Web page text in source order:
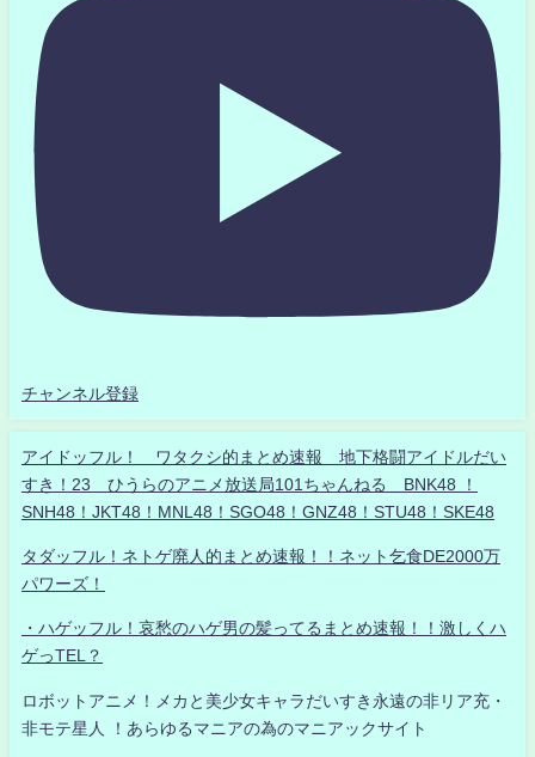
チャンネル登録
アイドッフル！ ワタクシ的まとめ速報 地下格闘アイドルだい
すき！23 ひうらのアニメ放送局101ちゃんねる BNK48 ！
SNH48！JKT48！MNL48！SGO48！GNZ48！STU48！SKE48
タダッフル！ネトゲ廃人的まとめ速報！！ネット乞食DE2000万
パワーズ！
・ハゲッフル！哀愁のハゲ男の髪ってるまとめ速報！！激しくハ
ゲっTEL？
ロボットアニメ！メカと美少女キャラだいすき永遠の非リア充・
非モテ星人 ！あらゆるマニアの為のマニアックサイト